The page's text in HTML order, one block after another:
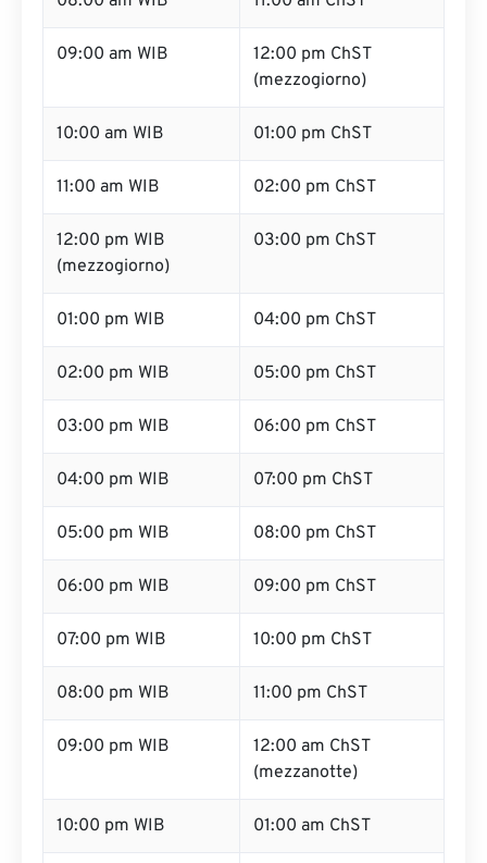
09:00 am WIB
12:00 pm ChST
(mezzogiorno)
10:00 am WIB 01:00 pm ChST
11:00 am WIB 02:00 pm ChST
12:00 pm WIB
(mezzogiorno)
03:00 pm ChST
01:00 pm WIB 04:00 pm ChST
02:00 pm WIB 05:00 pm ChST
03:00 pm WIB 06:00 pm ChST
04:00 pm WIB 07:00 pm ChST
05:00 pm WIB 08:00 pm ChST
06:00 pm WIB 09:00 pm ChST
07:00 pm WIB 10:00 pm ChST
08:00 pm WIB 11:00 pm ChST
09:00 pm WIB
12:00 am ChST
(mezzanotte)
10:00 pm WIB 01:00 am ChST